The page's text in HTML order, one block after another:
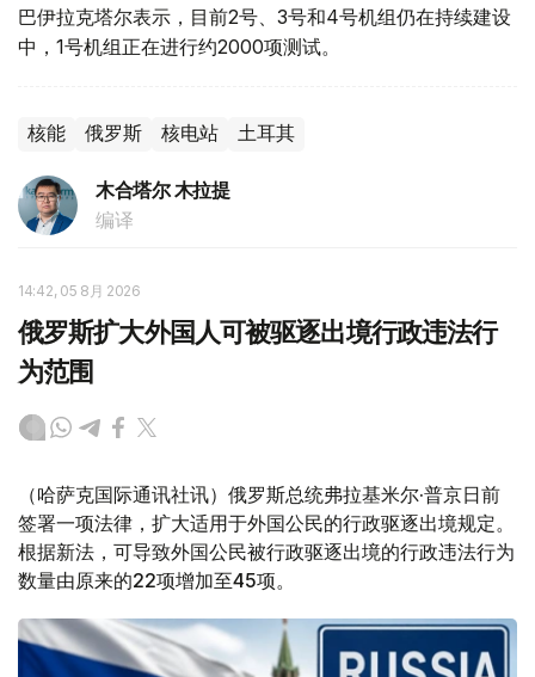
巴伊拉克塔尔表示，目前2号、3号和4号机组仍在持续建设
中，1号机组正在进行约2000项测试。
核能 俄罗斯 核电站 土耳其
木合塔尔 木拉提
编译
14:42, 05 8月 2026
俄罗斯扩大外国人可被驱逐出境行政违法行
为范围
（哈萨克国际通讯社讯）俄罗斯总统弗拉基米尔·普京日前
签署一项法律，扩大适用于外国公民的行政驱逐出境规定。
根据新法，可导致外国公民被行政驱逐出境的行政违法行为
数量由原来的22项增加至45项。